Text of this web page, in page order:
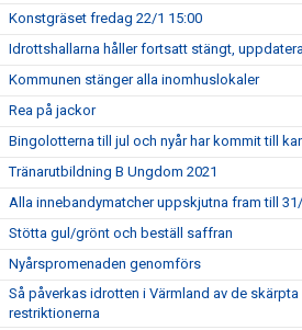
Konstgräset fredag 22/1 15:00
Idrottshallarna håller fortsatt stängt,
Kommunen stänger alla inomhuslokaler
Rea på jackor
Bingolotterna till jul och nyår har kommit till
Tränarutbildning B Ungdom 2021
Alla innebandymatcher uppskjutna fram till
Stötta gul/grönt och beställ saffran
Nyårspromenaden genomförs
Så påverkas idrotten i Värmland av de skärpta
restriktionerna